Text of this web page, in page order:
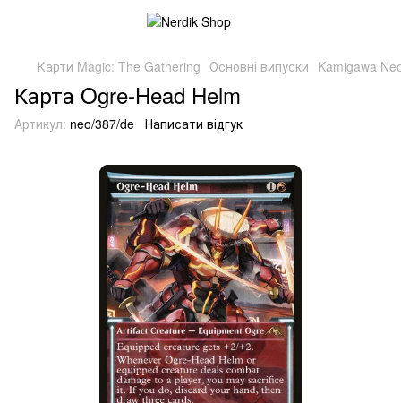
Карти Magic: The Gathering Основні випуски Kamigawa
Карта Ogre-Head Helm
Артикул: neo/387/de Написати відгук